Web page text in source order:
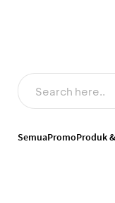
SemuaPromoProduk